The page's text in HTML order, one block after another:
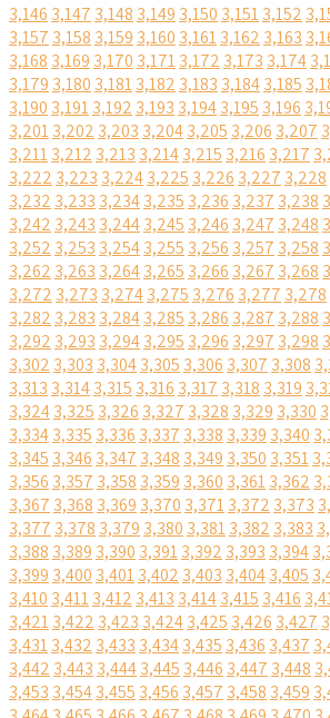
3,146 3,147 3,148 3,149 3,150 3,1513,152
3,157 3,158 3,159 3,160 3,1613,162 3,163
3,168 3,169 3,170 3,1713,172 3,173 3,174
3,179 3,180 3,1813,182 3,183 3,1843,185
3,190 3,1913,192 3,193 3,1943,195 3,196
3,2013,202 3,203 3,2043,205 3,206 3,207
3,2113,212 3,213 3,2143,215 3,216 3,217
3,222 3,223 3,2243,225 3,226 3,227 3,228
3,232 3,233 3,2343,235 3,236 3,237 3,238
3,242 3,243 3,2443,245 3,246 3,247 3,248
3,252 3,253 3,2543,255 3,256 3,257 3,258
3,262 3,263 3,2643,265 3,266 3,267 3,268
3,272 3,273 3,2743,275 3,276 3,277 3,278
3,282 3,283 3,2843,285 3,286 3,287 3,288
3,292 3,293 3,2943,295 3,296 3,297 3,298
3,302 3,303 3,3043,305 3,306 3,307 3,308
3,313 3,3143,315 3,316 3,317 3,318 3,319
3,3243,325 3,326 3,327 3,328 3,329 3,330
3,3343,335 3,336 3,337 3,338 3,339 3,340
3,345 3,346 3,347 3,348 3,349 3,350 3,351
3,356 3,357 3,358 3,359 3,360 3,3613,362
3,367 3,368 3,369 3,370 3,3713,372 3,373
3,377 3,378 3,379 3,380 3,3813,382 3,383
3,388 3,389 3,390 3,3913,392 3,393 3,394
3,399 3,400 3,4013,402 3,403 3,4043,405
3,410 3,4113,412 3,413 3,4143,415 3,416
3,4213,422 3,423 3,4243,425 3,426 3,427
3,4313,432 3,433 3,4343,435 3,436 3,437
3,442 3,443 3,4443,445 3,446 3,447 3,448
3,453 3,4543,455 3,456 3,457 3,458 3,459